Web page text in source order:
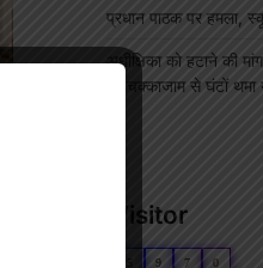
प्रधान पाठक पर हमला,
अधीक्षिका को हटाने की
पर चक्काजाम से घंटों थमा
Our Visitor
9 7 0